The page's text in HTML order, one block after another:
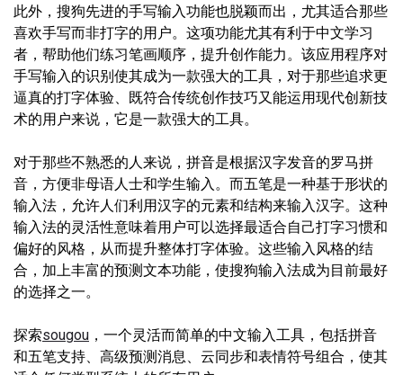
此外，搜狗先进的手写输入功能也脱颖而出，尤其适合那些
喜欢手写而非打字的用户。这项功能尤其有利于中文学习
者，帮助他们练习笔画顺序，提升创作能力。该应用程序对
手写输入的识别使其成为一款强大的工具，对于那些追求更
逼真的打字体验、既符合传统创作技巧又能运用现代创新技
术的用户来说，它是一款强大的工具。
对于那些不熟悉的人来说，拼音是根据汉字发音的罗马拼
音，方便非母语人士和学生输入。而五笔是一种基于形状的
输入法，允许人们利用汉字的元素和结构来输入汉字。这种
输入法的灵活性意味着用户可以选择最适合自己打字习惯和
偏好的风格，从而提升整体打字体验。这些输入风格的结
合，加上丰富的预测文本功能，使搜狗输入法成为目前最好
的选择之一。
探索sougou ，一个灵活而简单的中文输入工具，包括拼音
和五笔支持、高级预测消息、云同步和表情符号组合，使其